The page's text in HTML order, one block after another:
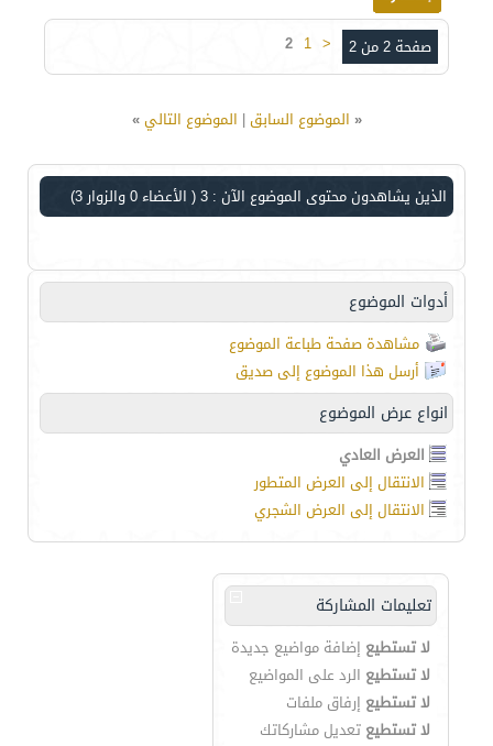
صفحة 2 من 2 <
1
2
« الموضوع السابق| الموضوع التالي»
الذين يشاهدون محتوى الموضوع الآن : 3 ( الأعضاء 0 والزوار 3)
أدوات الموضوع
مشاهدة صفحة طباعة الموضوع
أرسل هذا الموضوع إلى صديق
انواع عرض الموضوع
العرض العادي
الانتقال إلى العرض المتطور
الانتقال إلى العرض الشجري
تعليمات المشاركة
لا تستطيع إضافة مواضيع جديدة
لا تستطيع الرد على المواضيع
لا تستطيع إرفاق ملفات
لا تستطيع تعديل مشاركاتك